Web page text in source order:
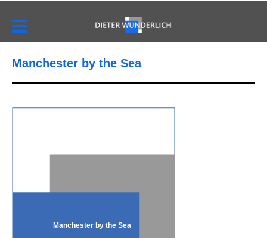
Manchester by the Sea
Manchester by the Sea